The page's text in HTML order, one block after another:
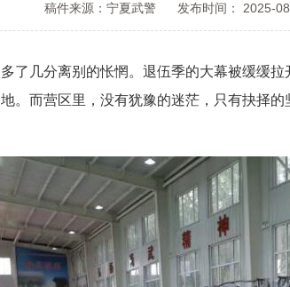
稿件来源：宁夏武警 发布时间： 2025-
几分离别的怅惘。退伍季的大幕被缓缓拉
。而营区里，没有犹豫的迷茫，只有抉择